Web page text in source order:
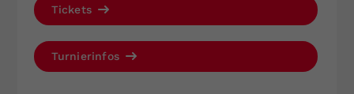
Tickets
Turnierinfos